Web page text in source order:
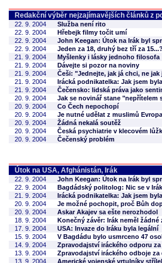
Redakční výběr nejzajímavějších článků z
22. 9. 2004 Služba není rito
22. 9. 2004
Hřebejk filmy točit umí
22. 9. 2004
John Keegan: Útok na Irák byl
22. 9. 2004
Jeden za 18, druhý bez tří za 15...?
21. 9. 2004
Myšlenky i lásky jednoho filosofa
21. 9. 2004
Dávejte si pozor na noviny
21. 9. 2004
Češi: "Jednejte, jak já chci, ne jak
21. 9. 2004
Irácká podnikatelka: Jak jsem
21. 9. 2004
Čečensko: lidská práva jako
20. 9. 2004
Jak se novinář stane "nepřítelem
20. 9. 2004
Co Čech nepochopí
20. 9. 2004
Je nutné udělat z muslimů
20. 9. 2004
Žádná nekalá soutěž
20. 9. 2004
Česká psychiatrie v klecovém
20. 9. 2004
Čečenský problém
Útok na USA, Afghánistán, Irák
22. 9. 2004
John Keegan: Útok na Irák byl
22. 9. 2004
Bagdádský politolog: Nic se v
21. 9. 2004
Irácká podnikatelka: Jak jsem
20. 9. 2004
Je možné pochopit, proč Bůh
20. 9. 2004
Askar Akajev sa ešte nerozhodol
18. 9. 2004
Konečný závěr: Irák neměl
17. 9. 2004
USA: Invaze do Iráku byla legální
15. 9. 2004
V Bagdádu bylo usmrceno 47
14. 9. 2004
Zpravodajství iráckého odporu za
13. 9. 2004
Zpravodajství iráckého odboje za
13. 9. 2004
Americké vojenské vrtulníky